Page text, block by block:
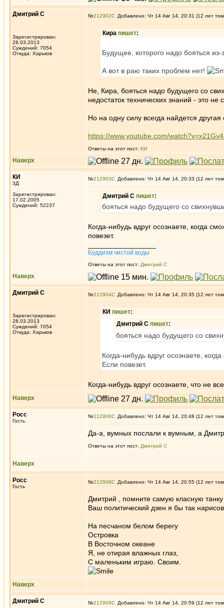
Дмитрий С
Зарегистрирован:
28.03.2013
Суждений: 7054
Откуда: Харьков
№212902 Добавлено: Чт 14 Авг 14, 20:31 (12 лет
Кира пишет:
Будущее, которого надо бояться
А вот в раю таких проблем нет!
Не, Кира, бояться надо будущего со
недостаток технических знаний - это
Но на одну силу всегда найдется другая
https://www.youtube.com/
Ответы на этот пост: КИ
Наверх
КИ
3Д
Зарегистрирован:
17.02.2005
Суждений: 52237
№212903 Добавлено: Чт 14 Авг 14, 20:33 (12 лет
Дмитрий С пишет:
бояться надо будущего со
Когда-нибудь вдруг осознаете, когда
повезет.
Буддизм чистой воды
Ответы на этот пост: Дмитрий С
Наверх
Дмитрий С
Зарегистрирован:
28.03.2013
Суждений: 7054
Откуда: Харьков
№212904 Добавлено: Чт 14 Авг 14, 20:35 (12 лет
КИ пишет:
Дмитрий С пишет:
бояться надо будущего со
Когда-нибудь вдруг осознаете,
Если повезет.
Когда-нибудь вдруг осознаете, что не
Наверх
Росс
Гость
№212906 Добавлено: Чт 14 Авг 14, 20:48 (12 лет
Да-а, вумных послали к вумным, а
Ответы на этот пост: Дмитрий С
Наверх
Росс
Гость
№212908 Добавлено: Чт 14 Авг 14, 20:55 (12 лет
Дмитрий , помните самую класную
Ваш политический дзен я бы так
На песчаном белом берегу
Островка
В Восточном океане
Я, не отирая влажных глаз,
С маленьким играю. Своим.
Наверх
Дмитрий С №212909 Добавлено: Чт 14 Авг 14, 20:59 (12 лет